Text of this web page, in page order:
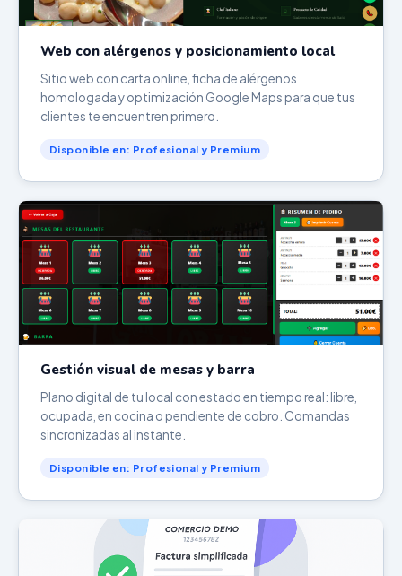
Web con alérgenos y posicionamiento local
Sitio web con carta online, ficha de alérgenos
homologada y optimización Google Maps para que tus
clientes te encuentren primero.
Disponible en: Profesional y Premium
Gestión visual de mesas y barra
Plano digital de tu local con estado en tiempo real: libre,
ocupada, en cocina o pendiente de cobro. Comandas
sincronizadas al instante.
Disponible en: Profesional y Premium